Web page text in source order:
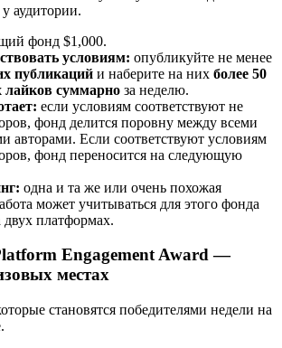
аудитории.
фонд $1,000.
условиям: опубликуйте не менее
публикаций и наберите на них более 50
лайков суммарно за неделю.
если условиям соответствуют не
фонд делится поровну между всеми
авторами. Если соответствуют условиям
фонд переносится на следующую
одна и та же или очень похожая
может учитываться для этого фонда
платформах.
Engagement Award —
местах
становятся победителями недели на